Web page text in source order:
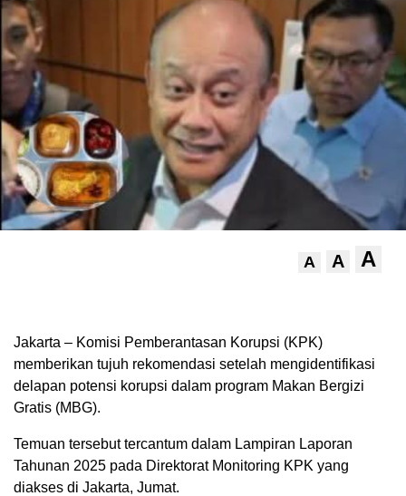
A A A
Jakarta – Komisi Pemberantasan Korupsi (KPK)
memberikan tujuh rekomendasi setelah mengidentifikasi
delapan potensi korupsi dalam program Makan Bergizi
Gratis (MBG).
Temuan tersebut tercantum dalam Lampiran Laporan
Tahunan 2025 pada Direktorat Monitoring KPK yang
diakses di Jakarta, Jumat.